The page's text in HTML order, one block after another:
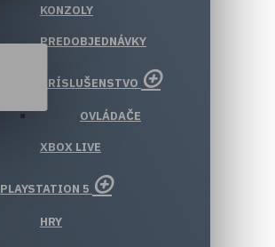
KONZOLY
PREDOBJEDNÁVKY
PRÍSLUŠENSTVO
OVLÁDAČE
XBOX LIVE
PLAYSTATION 5
HRY